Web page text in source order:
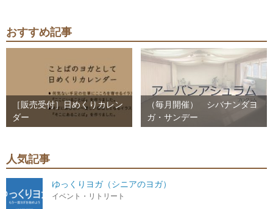
おすすめ記事
［販売受付］日めくりカレン
ダー
（毎月開催） シバナンダヨ
ガ・サンデー
人気記事
ゆっくりヨガ（シニアのヨガ）
イベント・リトリート